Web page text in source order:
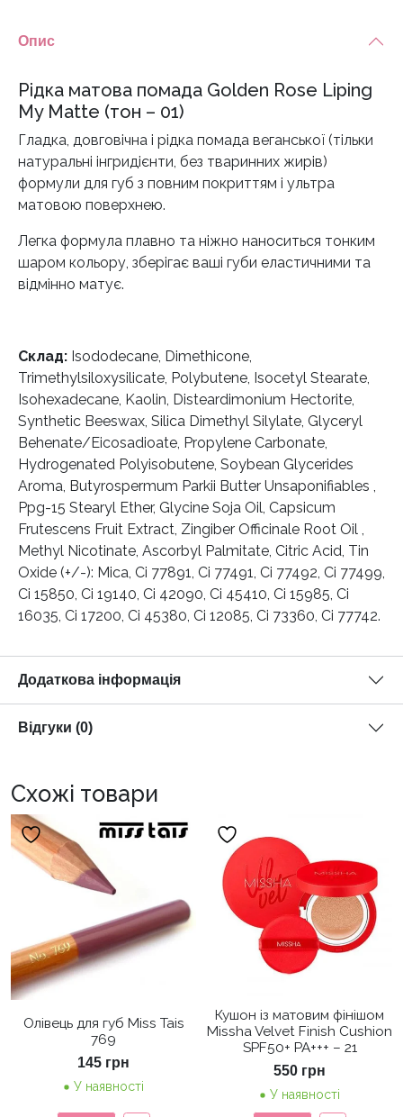
Опис
Рідка матова помада Golden Rose Liping
My Matte (тон – 01)
Гладка, довговічна і рідка помада веганської (тільки
натуральні інгридієнти, без тваринних жирів)
формули для губ з повним покриттям і ультра
матовою поверхнею.
Легка формула плавно та ніжно наноситься тонким
шаром кольору, зберігає ваші губи еластичними та
відмінно матує.
Склад: Isododecane, Dimethicone,
Trimethylsiloxysilicate, Polybutene, Isocetyl Stearate,
Isohexadecane, Kaolin, Disteardimonium Hectorite,
Synthetic Beeswax, Silica Dimethyl Silylate, Glyceryl
Behenate/Eicosadioate, Propylene Carbonate,
Hydrogenated Polyisobutene, Soybean Glycerides
Aroma, Butyrospermum Parkii Butter Unsaponifiables ,
Ppg-15 Stearyl Ether, Glycine Soja Oil, Capsicum
Frutescens Fruit Extract, Zingiber Officinale Root Oil ,
Methyl Nicotinate, Ascorbyl Palmitate, Citric Acid, Tin
Oxide (+/-): Mica, Ci 77891, Ci 77491, Ci 77492, Ci 77499,
Ci 15850, Ci 19140, Ci 42090, Ci 45410, Ci 15985, Ci
16035, Ci 17200, Ci 45380, Ci 12085, Ci 73360, Ci 77742.
Додаткова інформація
Відгуки (0)
Схожі товари
Олівець для губ Miss Tais
769
145 грн
У наявності
Кушон із матовим фінішом
Missha Velvet Finish Cushion
SPF50+ PA+++ – 21
550 грн
У наявності